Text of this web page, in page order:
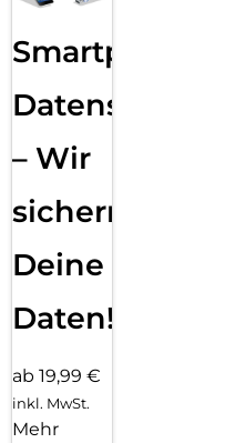
Smartphone
Datensicherung
– Wir
sichern
Deine
Daten!
ab 19,99 €
inkl. MwSt.
Mehr